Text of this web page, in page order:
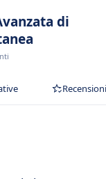
di
Recensioni